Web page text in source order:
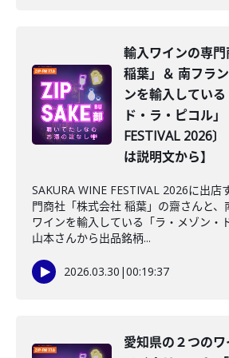
輸入ワインの専
稲葉」＆ 南フラ
ンを輸入している
ド・ラ・ピコル
FESTIVAL 2026
は説明文から】
SAKURA WINE FESTIVAL 2026に出店
門商社「株式会社 稲葉」の齋さんと、
ワインを輸入している「ラ・メゾン・
山本さんから出品銘柄...
2026.03.30 |00:19:37
愛知県の２つの